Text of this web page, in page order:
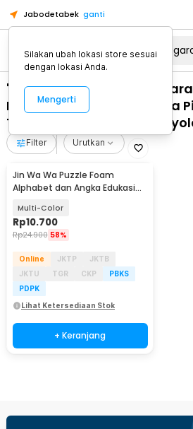
Jabodetabek ganti
"WA 0812 2782 5310
Plafon Kamar Tidur Warna
Terpercaya Ngemplak
Filter Urutkan
Jin Wa Wa Puzzle Foam
Alphabet dan Angka Edukasi
Multi-Color
Rp10.700
Rp24.900 58%
Online JKTP
JKTB
JKTU
TGR CKP
PBKS
PDPK
Lihat Ketersediaan Stok
+ Keranjang
Silakan ubah lokasi store sesuai
dengan lokasi Anda.
Mengerti